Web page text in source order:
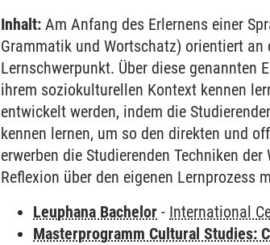
Inhalt: Am Anfang des Erlernens einer
Grammatik und Wortschatz) orientiert
Lernschwerpunkt. Über diese genannten
ihrem soziokulturellen Kontext kennen
entwickelt werden, indem die
kennen lernen, um so den direkten und
erwerben die Studierenden Techniken
Reflexion über den eigenen Lernprozess
Leuphana Bachelor - International
Masterprogramm Cultural Studies: